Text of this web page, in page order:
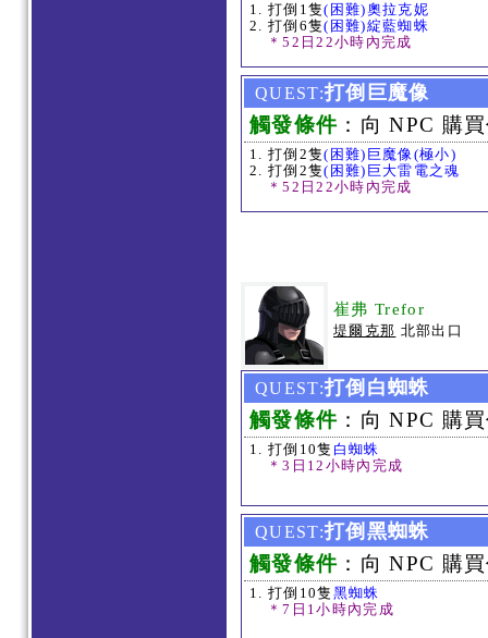
打倒1隻(困難)奧拉克妮
打倒6隻(困難)綻藍蜘蛛
＊52日22小時內完成
QUEST:打倒巨魔像
觸發條件 ：向 NPC 購
打倒2隻(困難)巨魔像(極小)
打倒2隻(困難)巨大雷電之魂
＊52日22小時內完成
崔弗 Trefor
堤爾克那 北部出口
QUEST:打倒白蜘蛛
觸發條件 ：向 NPC 購
打倒10隻 白蜘蛛
＊3日12小時內完成
QUEST:打倒黑蜘蛛
觸發條件 ：向 NPC 購
打倒10隻 黑蜘蛛
＊7日1小時內完成